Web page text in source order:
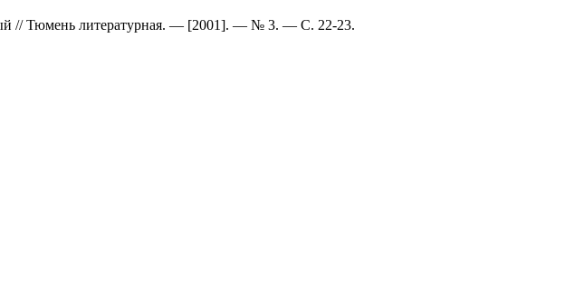
// Тюмень литературная. — [2001]. — № 3. — С. 22-23.